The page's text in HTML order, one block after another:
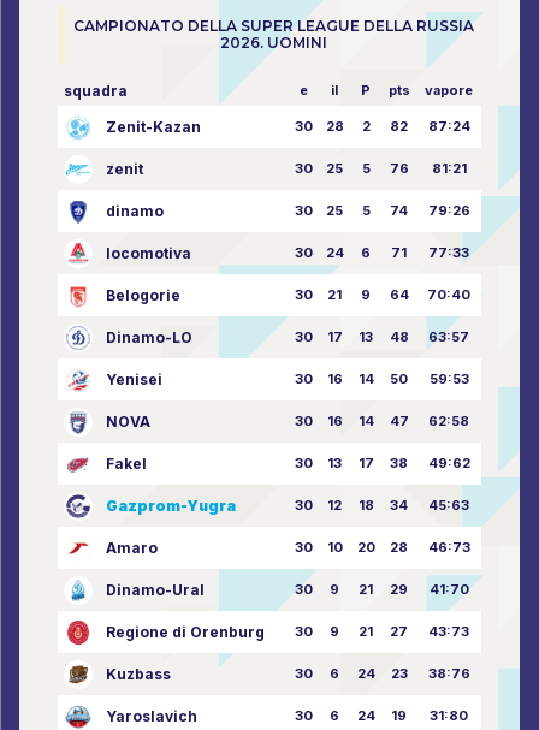
CAMPIONATO DELLA SUPER LEAGUE DELLA RUSSIA
2026. UOMINI
squadra e il P pts vapore
Zenit-Kazan 30 28 2 82 87:24
zenit 30 25 5 76 81:21
dinamo 30 25 5 74 79:26
locomotiva 30 24 6 71 77:33
Belogorie 30 21 9 64 70:40
Dinamo-LO 30 17 13 48 63:57
Yenisei 30 16 14 50 59:53
NOVA 30 16 14 47 62:58
Fakel 30 13 17 38 49:62
Gazprom-Yugra 30 12 18 34 45:63
Amaro 30 10 20 28 46:73
Dinamo-Ural 30 9 21 29 41:70
Regione di Orenburg 30 9 21 27 43:73
Kuzbass 30 6 24 23 38:76
Yaroslavich 30 6 24 19 31:80